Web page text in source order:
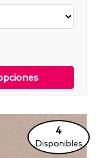
4
Disponibles